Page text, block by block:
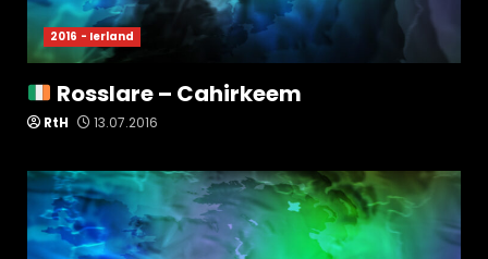
2016 - Ierland
Rosslare – Cahirkeem
RtH 13.07.2016